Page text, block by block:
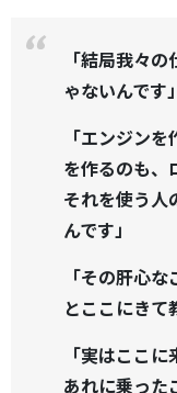
「結局我々
ゃないんです」
「エンジン
を作るのも、
それを使う人
んです」
「その肝心
とここにきて
「実はここ
あれに乗った